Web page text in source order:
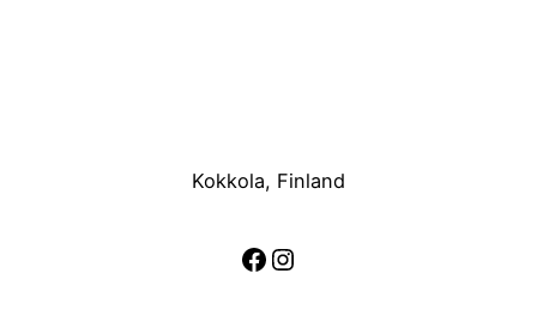
Kokkola, Finland
Facebook
Instagram